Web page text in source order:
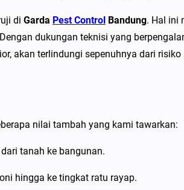
di Garda Pest Control Bandung. Hal ini
dukungan teknisi yang
akan terlindungi sepenuhnya dari
nilai tambah yang kami tawarkan:
tanah ke bangunan.
hingga ke tingkat ratu rayap.